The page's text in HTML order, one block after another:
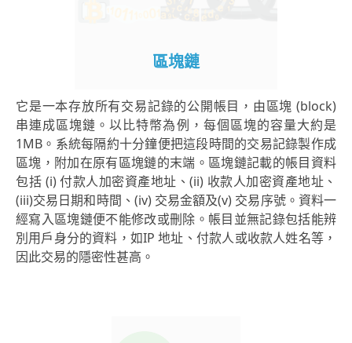
區塊鏈
它是一本存放所有交易記錄的公開帳目，由區塊 (block)
串連成區塊鏈。以比特幣為例，每個區塊的容量大約是
1MB。系統每隔約十分鐘便把這段時間的交易記錄製作成
區塊，附加在原有區塊鏈的末端。區塊鏈記載的帳目資料
包括 (i) 付款人加密資產地址、(ii) 收款人加密資產地址、
(iii)交易日期和時間、(iv) 交易金額及(v) 交易序號。資料一
經寫入區塊鏈便不能修改或刪除。帳目並無記錄包括能辨
別用戶身分的資料，如IP 地址、付款人或收款人姓名等，
因此交易的隱密性甚高。